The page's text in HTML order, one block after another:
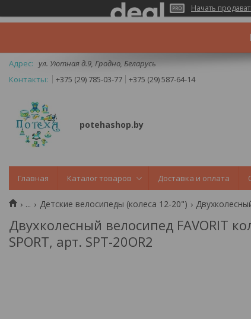
Начать
ул. Уютная д.9, Гродно, Беларусь
+375 (29) 785-03-77
+375 (29) 587-64-14
potehashop.by
Главная Каталог товаров Доставка и оплата
... Детские велосипеды (колеса 12-20")
Двухколесный велосипед FAVORIT
SPORT, арт. SPT-20OR2